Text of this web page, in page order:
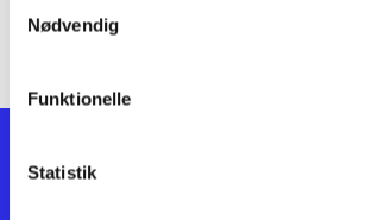
Nødvendig
Funktionelle
Statistik
lorem ipsum dolor sit amet ...